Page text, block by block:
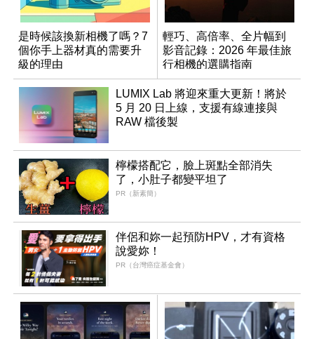
是時候該換新相機了嗎？7
個你手上器材真的需要升
級的理由
輕巧、高倍率、全片幅到
影音記錄：2026 年最佳旅
行相機的選購指南
LUMIX Lab 將迎來重大更新！將於
5 月 20 日上線，支援有線連接與
RAW 檔後製
檸檬搭配它，臉上斑點全部消失
了，小肚子都變平坦了
PR（新素簡）
伴侶和妳一起預防HPV，才有資格
說愛妳！
PR（台灣癌症基金會）